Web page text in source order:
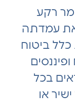
רקע
את עמדתה
ביטוח
בכל
או